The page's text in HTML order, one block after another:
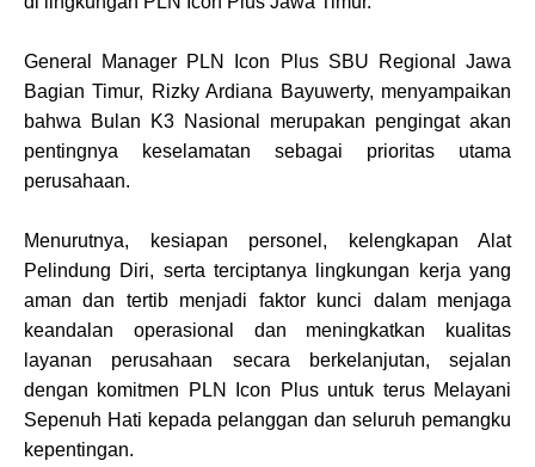
General Manager PLN Icon Plus SBU Regional Jawa
Bagian Timur, Rizky Ardiana Bayuwerty, menyampaikan
bahwa Bulan K3 Nasional merupakan pengingat akan
pentingnya keselamatan sebagai prioritas utama
perusahaan.
Menurutnya, kesiapan personel, kelengkapan Alat
Pelindung Diri, serta terciptanya lingkungan kerja yang
aman dan tertib menjadi faktor kunci dalam menjaga
keandalan operasional dan meningkatkan kualitas
layanan perusahaan secara berkelanjutan, sejalan
dengan komitmen PLN Icon Plus untuk terus Melayani
Sepenuh Hati kepada pelanggan dan seluruh pemangku
kepentingan.